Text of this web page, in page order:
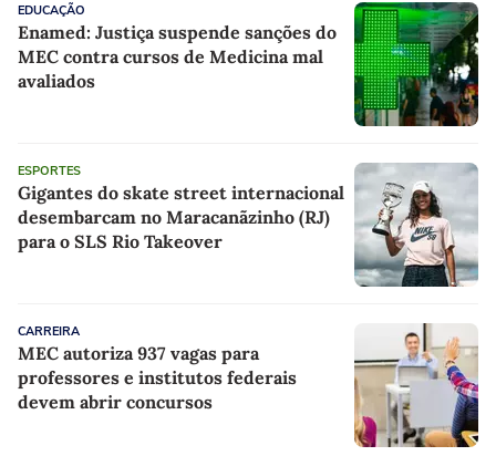
EDUCAÇÃO
Enamed: Justiça suspende sanções do
MEC contra cursos de Medicina mal
avaliados
ESPORTES
Gigantes do skate street internacional
desembarcam no Maracanãzinho (RJ)
para o SLS Rio Takeover
CARREIRA
MEC autoriza 937 vagas para
professores e institutos federais
devem abrir concursos